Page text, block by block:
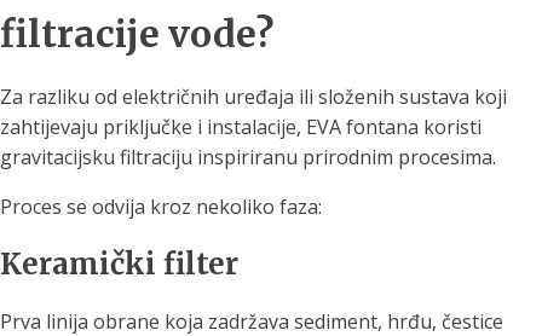
filtracije vode?
Za razliku od električnih uređaja ili složenih sustava koji
zahtijevaju priključke i instalacije, EVA fontana koristi
gravitacijsku filtraciju inspiriranu prirodnim procesima.
Proces se odvija kroz nekoliko faza:
Keramički filter
Prva linija obrane koja zadržava sediment, hrđu, čestice